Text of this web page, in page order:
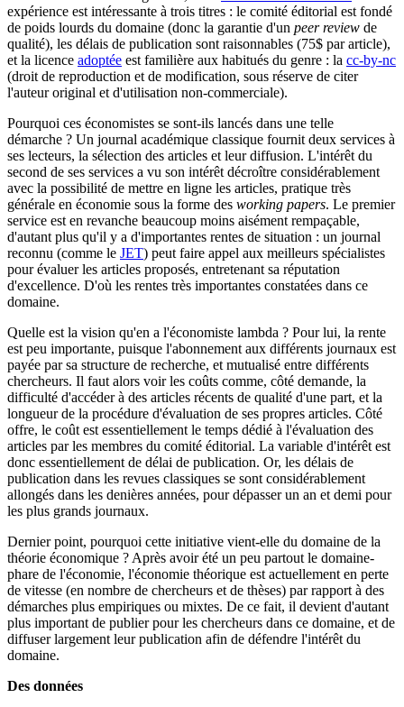
expérience est intéressante à trois titres : le comité éditorial est fondé
de poids lourds du domaine (donc la garantie d'un peer review de
qualité), les délais de publication sont raisonnables (75$ par article),
et la licence adoptée est familière aux habitués du genre : la cc-by-nc
(droit de reproduction et de modification, sous réserve de citer
l'auteur original et d'utilisation non-commerciale).
Pourquoi ces économistes se sont-ils lancés dans une telle
démarche ? Un journal académique classique fournit deux services à
ses lecteurs, la sélection des articles et leur diffusion. L'intérêt du
second de ses services a vu son intérêt décroître considérablement
avec la possibilité de mettre en ligne les articles, pratique très
générale en économie sous la forme des working papers. Le premier
service est en revanche beaucoup moins aisément rempaçable,
d'autant plus qu'il y a d'importantes rentes de situation : un journal
reconnu (comme le JET) peut faire appel aux meilleurs spécialistes
pour évaluer les articles proposés, entretenant sa réputation
d'excellence. D'où les rentes très importantes constatées dans ce
domaine.
Quelle est la vision qu'en a l'économiste lambda ? Pour lui, la rente
est peu importante, puisque l'abonnement aux différents journaux est
payée par sa structure de recherche, et mutualisé entre différents
chercheurs. Il faut alors voir les coûts comme, côté demande, la
difficulté d'accéder à des articles récents de qualité d'une part, et la
longueur de la procédure d'évaluation de ses propres articles. Côté
offre, le coût est essentiellement le temps dédié à l'évaluation des
articles par les membres du comité éditorial. La variable d'intérêt est
donc essentiellement de délai de publication. Or, les délais de
publication dans les revues classiques se sont considérablement
allongés dans les denières années, pour dépasser un an et demi pour
les plus grands journaux.
Dernier point, pourquoi cette initiative vient-elle du domaine de la
théorie économique ? Après avoir été un peu partout le domaine-
phare de l'économie, l'économie théorique est actuellement en perte
de vitesse (en nombre de chercheurs et de thèses) par rapport à des
démarches plus empiriques ou mixtes. De ce fait, il devient d'autant
plus important de publier pour les chercheurs dans ce domaine, et de
diffuser largement leur publication afin de défendre l'intérêt du
domaine.
Des données